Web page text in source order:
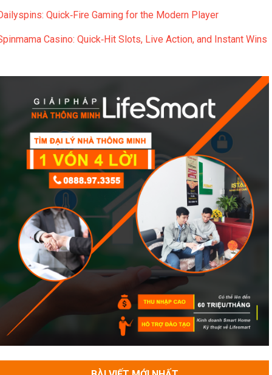
Quick‑Fire Gaming for the Modern Player
Casino: Quick‑Hit Slots, Live Action, and Instant Wins